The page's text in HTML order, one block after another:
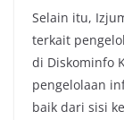
Selain itu,
terkait
di Diskominfo
pengelolaan
baik dari sisi